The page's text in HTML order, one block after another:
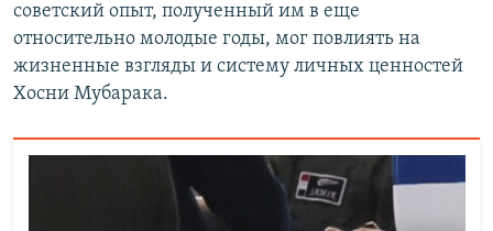
советский опыт, полученный им в еще
относительно молодые годы, мог повлиять на
жизненные взгляды и систему личных ценностей
Хосни Мубарака.